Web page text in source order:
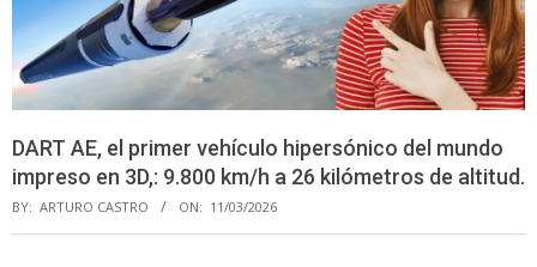
DART AE, el primer vehículo hipersónico del mundo
impreso en 3D,: 9.800 km/h a 26 kilómetros de altitud.
BY: ARTURO CASTRO ON: 11/03/2026